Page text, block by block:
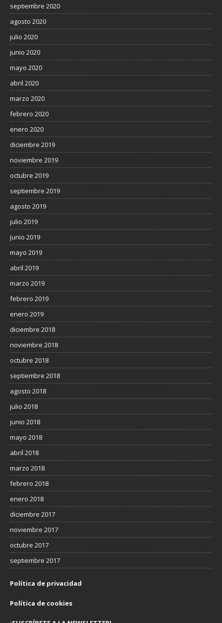
septiembre 2020
agosto 2020
julio 2020
junio 2020
mayo 2020
abril 2020
marzo 2020
febrero 2020
enero 2020
diciembre 2019
noviembre 2019
octubre 2019
septiembre 2019
agosto 2019
julio 2019
junio 2019
mayo 2019
abril 2019
marzo 2019
febrero 2019
enero 2019
diciembre 2018
noviembre 2018
octubre 2018
septiembre 2018
agosto 2018
julio 2018
junio 2018
mayo 2018
abril 2018
marzo 2018
febrero 2018
enero 2018
diciembre 2017
noviembre 2017
octubre 2017
septiembre 2017
Política de privacidad
Política de cookies